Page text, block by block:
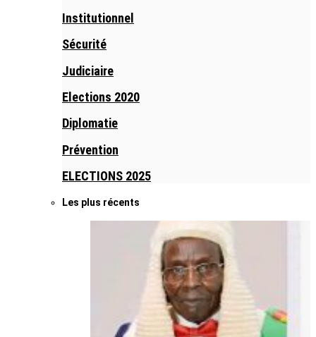
Institutionnel
Sécurité
Judiciaire
Elections 2020
Diplomatie
Prévention
ELECTIONS 2025
Les plus récents